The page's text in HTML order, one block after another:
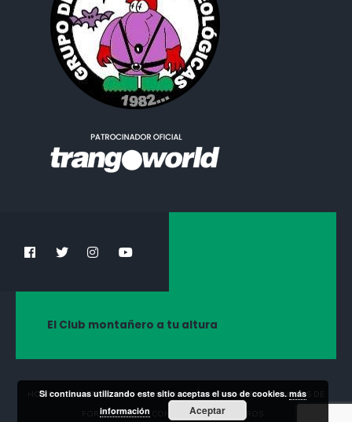
El Club montañero a tu altura
HOME ¡HAZTE SOCIO! NOTICIAS ACTIVIDADES
CURSOS DE
FORMACIÓN
CONTACTA CON NOSOTROS
Si continuas utilizando este sitio aceptas el uso de cookies.más
información
Aceptar